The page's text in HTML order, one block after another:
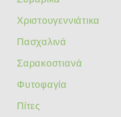
Χριστουγεννιάτικα
Πασχαλινά
Σαρακοστιανά
Φυτοφαγία
Πίτες